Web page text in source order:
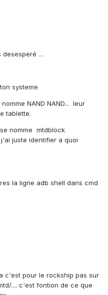
...
systeme
NAND NAND... leur
tablette.
nomme mtdblock
juste identifier a quoi
la ligne adb shell dans cmd
c'est pour le rockship pas sur
.... c'est fontion de ce que